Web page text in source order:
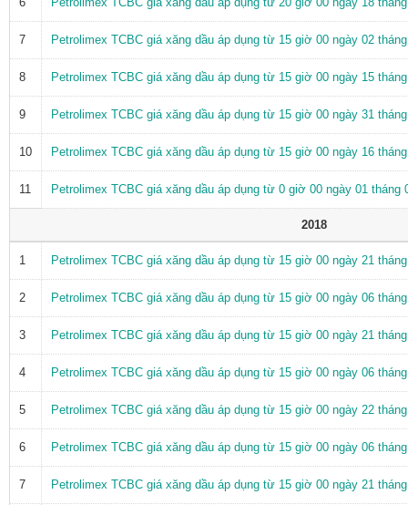
7 Petrolimex TCBC giá xăng dầu áp dụng từ 15 giờ 00 ngày 02
8 Petrolimex TCBC giá xăng dầu áp dụng từ 15 giờ 00 ngày 15
9 Petrolimex TCBC giá xăng dầu áp dụng từ 15 giờ 00 ngày 31
10 Petrolimex TCBC giá xăng dầu áp dụng từ 15 giờ 00 ngày 16
11 Petrolimex TCBC giá xăng dầu áp dụng từ 0 giờ 00 ngày 01 tháng
2018
1 Petrolimex TCBC giá xăng dầu áp dụng từ 15 giờ 00 ngày 21
2 Petrolimex TCBC giá xăng dầu áp dụng từ 15 giờ 00 ngày 06
3 Petrolimex TCBC giá xăng dầu áp dụng từ 15 giờ 00 ngày 21
4 Petrolimex TCBC giá xăng dầu áp dụng từ 15 giờ 00 ngày 06
5 Petrolimex TCBC giá xăng dầu áp dụng từ 15 giờ 00 ngày 22
6 Petrolimex TCBC giá xăng dầu áp dụng từ 15 giờ 00 ngày 06
7 Petrolimex TCBC giá xăng dầu áp dụng từ 15 giờ 00 ngày 21